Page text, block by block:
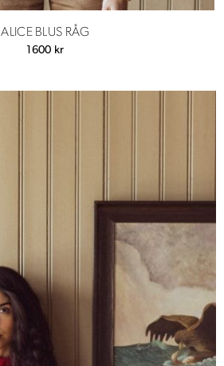
ALICE BLUS RÅG
1600 kr